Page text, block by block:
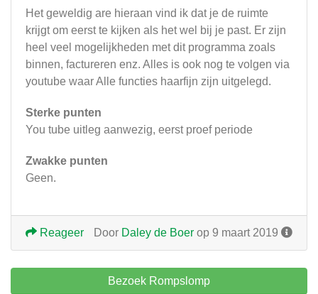
Het geweldig are hieraan vind ik dat je de ruimte
krijgt om eerst te kijken als het wel bij je past. Er zijn
heel veel mogelijkheden met dit programma zoals
binnen, factureren enz. Alles is ook nog te volgen via
youtube waar Alle functies haarfijn zijn uitgelegd.
Sterke punten
You tube uitleg aanwezig, eerst proef periode
Zwakke punten
Geen.
Door Daley de Boer op 9 maart 2019
Reageer
Bezoek Rompslomp